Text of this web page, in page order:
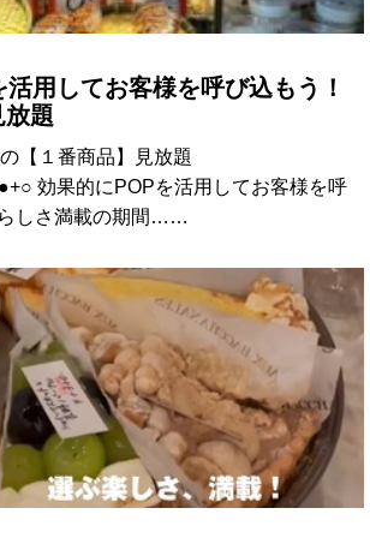
用してお客様を呼び込もう！
放題
【１番商品】見放題
効果的にPOPを活用してお客様を呼
しさ満載の期間……